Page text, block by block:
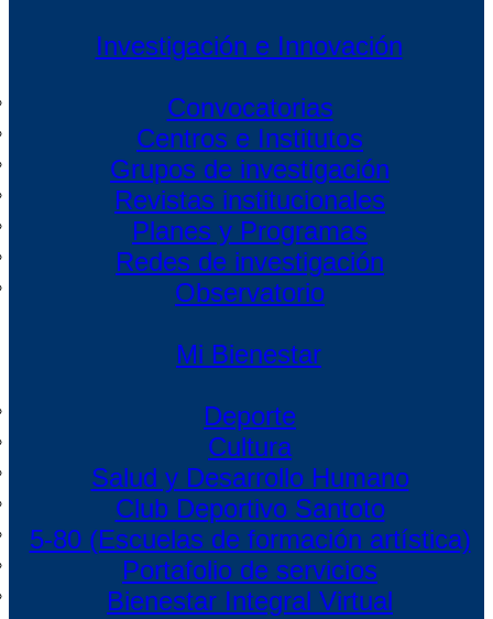
Investigación e Innovación
Convocatorias
Centros e Institutos
Grupos de investigación
Revistas institucionales
Planes y Programas
Redes de investigación
Observatorio
Mi Bienestar
Deporte
Cultura
Salud y Desarrollo Humano
Club Deportivo Santoto
5-80 (Escuelas de formación artística)
Portafolio de servicios
Bienestar Integral Virtual